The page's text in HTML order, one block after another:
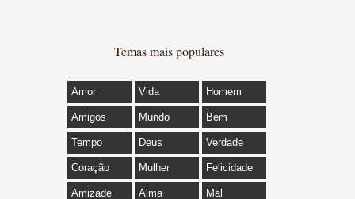
Temas mais populares
Amor Vida Homem
Amigos Mundo Bem
Tempo Deus Verdade
Coração Mulher Felicidade
Amizade Alma Mal